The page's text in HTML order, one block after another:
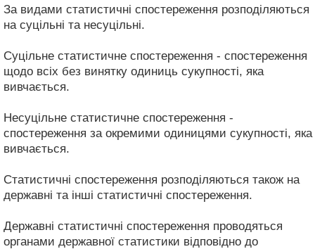
За видами статистичні спостереження розподіляються
на суцільні та несуцільні.
Суцільне статистичне спостереження - спостереження
щодо всіх без винятку одиниць сукупності, яка
вивчається.
Несуцільне статистичне спостереження -
спостереження за окремими одиницями сукупності, яка
вивчається.
Статистичні спостереження розподіляються також на
державні та інші статистичні спостереження.
Державні статистичні спостереження проводяться
органами державної статистики відповідно до